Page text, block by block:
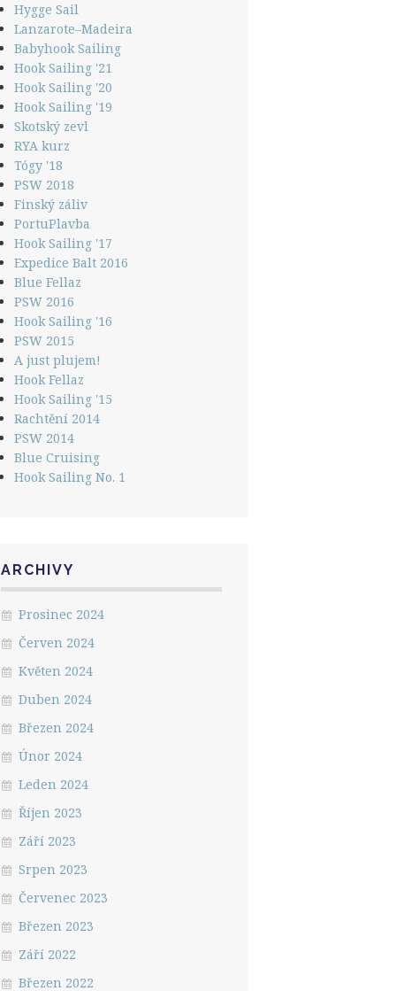
Hygge Sail
Lanzarote–Madeira
Babyhook Sailing
Hook Sailing '21
Hook Sailing '20
Hook Sailing '19
Skotský zevl
RYA kurz
Tógy '18
PSW 2018
Finský záliv
PortuPlavba
Hook Sailing '17
Expedice Balt 2016
Blue Fellaz
PSW 2016
Hook Sailing '16
PSW 2015
A just plujem!
Hook Fellaz
Hook Sailing '15
Rachtění 2014
PSW 2014
Blue Cruising
Hook Sailing No. 1
ARCHIVY
Prosinec 2024
Červen 2024
Květen 2024
Duben 2024
Březen 2024
Únor 2024
Leden 2024
Říjen 2023
Září 2023
Srpen 2023
Červenec 2023
Březen 2023
Září 2022
Březen 2022